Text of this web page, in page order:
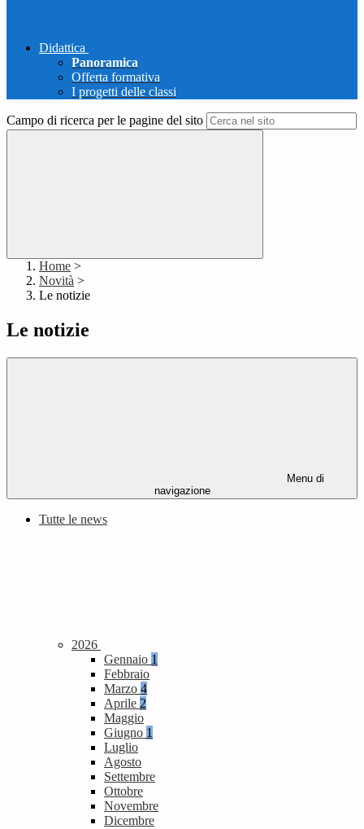
Didattica
Panoramica
Offerta formativa
I progetti delle classi
Campo di ricerca per le pagine del sito
Home >
Novità >
Le notizie
Le notizie
Menu di
navigazione
Tutte le news
2026
Gennaio 1
Febbraio
Marzo 4
Aprile 2
Maggio
Giugno 1
Luglio
Agosto
Settembre
Ottobre
Novembre
Dicembre